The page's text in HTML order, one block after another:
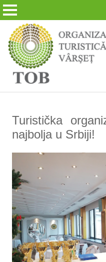
Turistička
najbolja u Srbiji!